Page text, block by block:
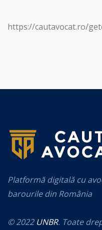
https://cautavocat.ro/
Platformă digitală cu
barourile din România
© 2022 UNBR. Toate